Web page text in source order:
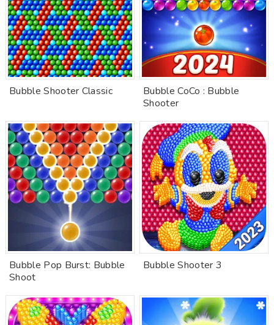
Bubble Shooter Classic
Bubble CoCo : Bubble
Shooter
Bubble Pop Burst: Bubble
Shoot
Bubble Shooter 3